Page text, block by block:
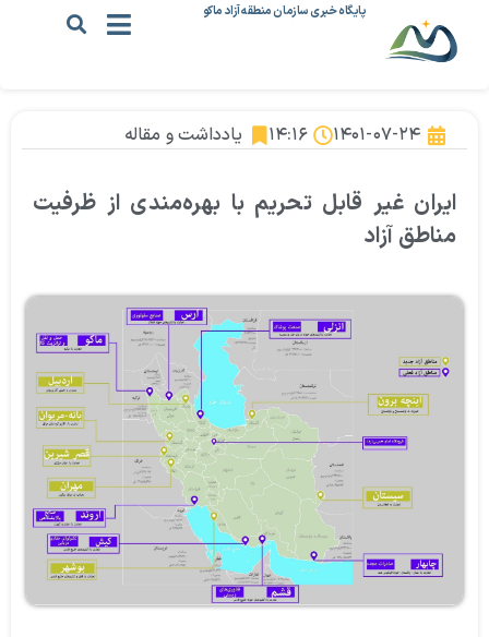
پایگاه خبری سازمان منطقه آزاد ماکو
۱۴۰۱-۰۷-۲۴ ۱۴:۱۶ یادداشت و مقاله
ایران غیر قابل تحریم با بهره‌مندی از ظرفیت
مناطق آزاد